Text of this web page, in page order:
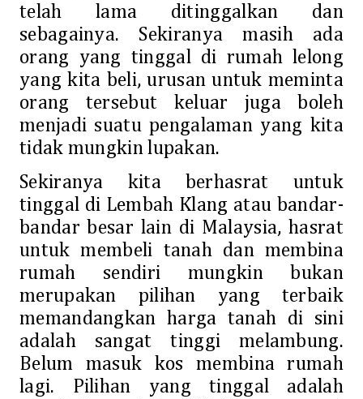
telah lama ditinggalkan dan
sebagainya. Sekiranya masih ada
orang yang tinggal di rumah lelong
yang kita beli, urusan untuk meminta
orang tersebut keluar juga boleh
menjadi suatu pengalaman yang kita
tidak mungkin lupakan.
Sekiranya kita berhasrat untuk
tinggal di Lembah Klang atau bandar-
bandar besar lain di Malaysia, hasrat
untuk membeli tanah dan membina
rumah sendiri mungkin bukan
merupakan pilihan yang terbaik
memandangkan harga tanah di sini
adalah sangat tinggi melambung.
Belum masuk kos membina rumah
lagi. Pilihan yang tinggal adalah